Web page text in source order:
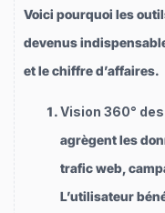
Voici pourquoi les
devenus
et le chiffre d’affaires.
Vision 360°
agrègent les
trafic web,
L’utilisateur